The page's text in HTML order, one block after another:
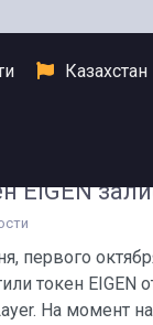
Казахстан
EIGEN
первого
токен EIGEN
На момент